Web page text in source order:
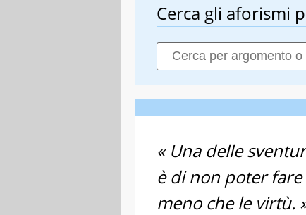
Cerca gli aforismi
« Una delle
è di non poter
meno che le virtù.